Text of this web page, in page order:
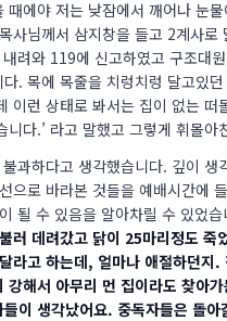
에야 저는 낮잠에서 깨어나 눈
사님께서 삼지창을 들고 2계사
려와 119에 신고하였고 구조대
. 목에 목줄을 치렁치렁 달고있
이런 상태로 봐서는 집이 없는
다.’ 라고 말했고 그렇게 휘몰
과하다고 생각했습니다. 깊이
으로 바라본 것들을 예배시간에
될 수 있음을 알아차릴 수 있었
러 데려갔고 닭이 25마리정도
라고 하는데, 얼마나 애절하던지
해서 아무리 먼 집이라도 찾아
이 생각났어요. 중독자들은 돌